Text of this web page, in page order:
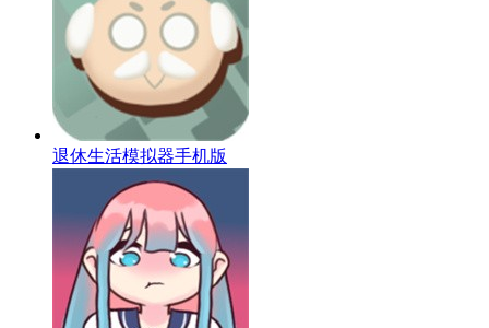
退休生活模拟器手机版